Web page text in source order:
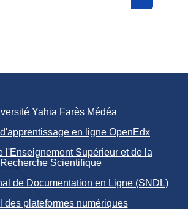
Yahia Farès Médéa
en ligne OpenEdx
l'Enseignement Supérieur et de la
Recherche Scientifique
de Documentation en Ligne (SNDL)
des plateformes numériques